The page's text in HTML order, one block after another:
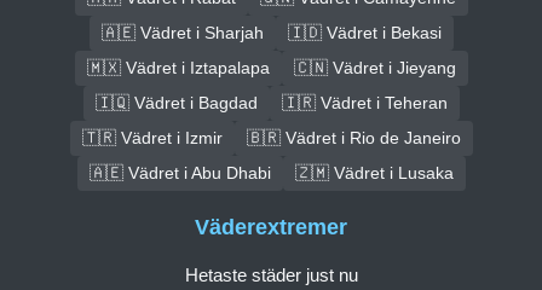
🇦🇪 Vädret i Sharjah
🇮🇩 Vädret i Bekasi
🇲🇽 Vädret i Iztapalapa
🇨🇳 Vädret i Jieyang
🇮🇶 Vädret i Bagdad
🇮🇷 Vädret i Teheran
🇹🇷 Vädret i Izmir
🇧🇷 Vädret i Rio de Janeiro
🇦🇪 Vädret i Abu Dhabi
🇿🇲 Vädret i Lusaka
Väderextremer
Hetaste städer just nu